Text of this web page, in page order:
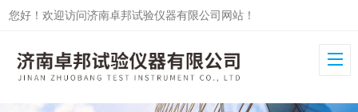
您好！欢迎访问济南卓邦试验仪器有限公司网站！